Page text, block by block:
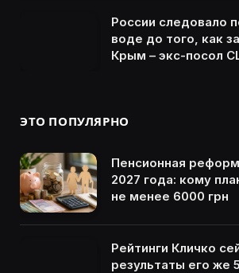
России следовало
воде до того, как
Крым – экс-посол
ЭТО ПОПУЛЯРНО
Пенсионная
2027 года: кому
не менее 6000 грн
Рейтинги Кличко
результаты его же